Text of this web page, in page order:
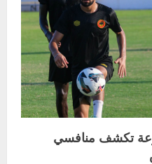
تكشف منافسي